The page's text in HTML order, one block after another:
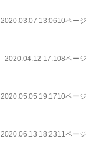
2020.03.07 13:0610ページ
2020.04.12 17:108ページ
2020.05.05 19:1710ページ
2020.06.13 18:2311ページ